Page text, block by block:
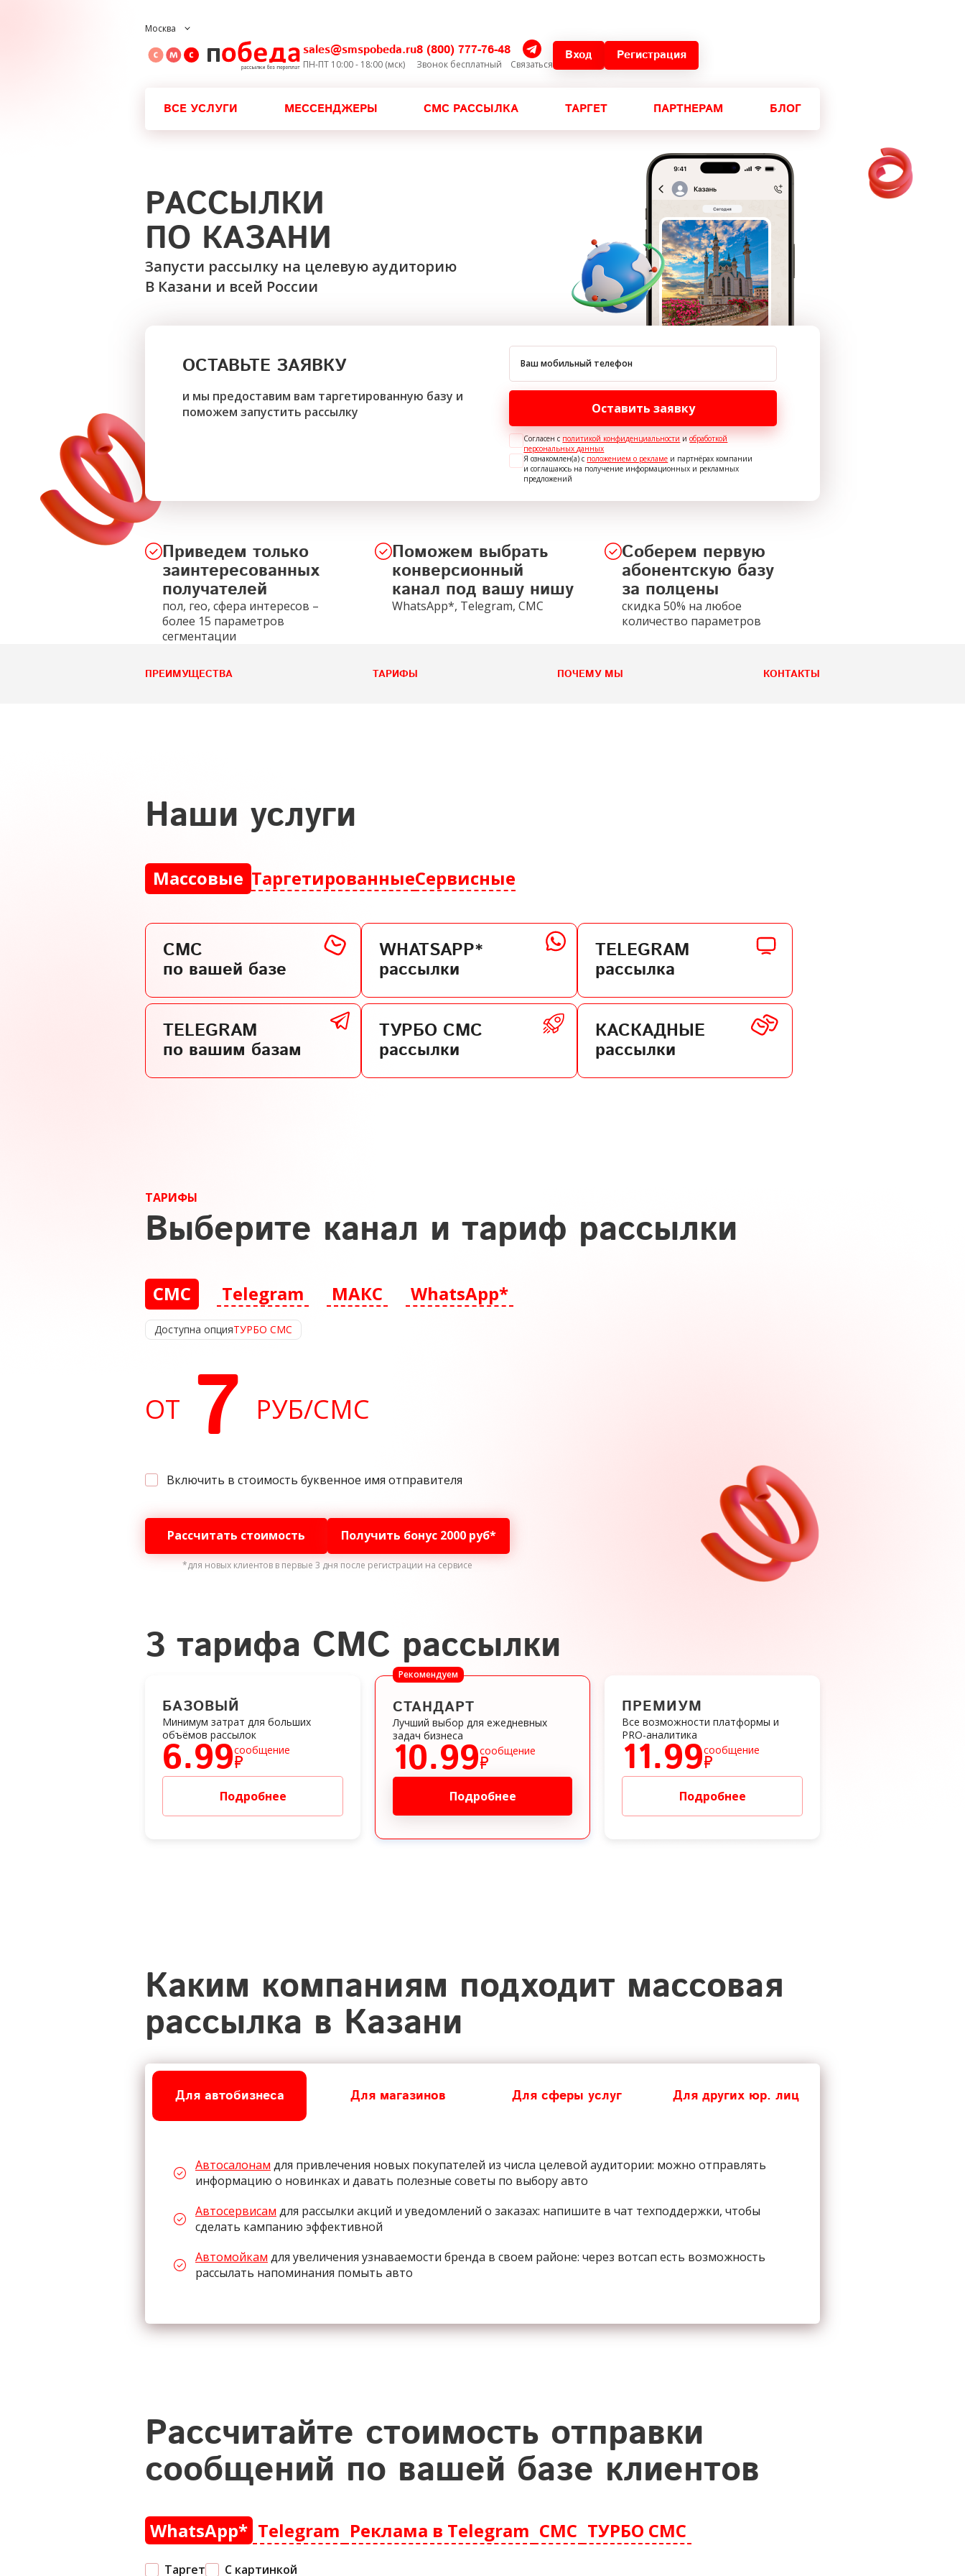
Москва
sales@smspobeda.ru
ПН-ПТ 10:00 - 18:00 (мск)
8 (800) 777-76-48
Звонок бесплатный Связаться
Вход Регистрация
ВСЕ УСЛУГИ МЕССЕНДЖЕРЫ СМС РАССЫЛКА ТАРГЕТ ПАРТНЕРАМ БЛОГ
РАССЫЛКИ
ПО КАЗАНИ
Запусти рассылку на целевую аудиторию
В Казани и всей России
ОСТАВЬТЕ ЗАЯВКУ
и мы предоставим вам таргетированную базу и
поможем запустить рассылку
Ваш мобильный телефон
Оставить заявку
Согласен с политикой конфиденциальности иобработкой
персональных данных
Я ознакомлен(а) с положением о рекламе и партнёрах компании
и соглашаюсь на получение информационных и рекламных
предложений
Приведем только
заинтересованных
получателей
пол, гео, сфера интересов –
более 15 параметров
сегментации
Поможем выбрать
конверсионный
канал под вашу нишу
WhatsApp*, Telegram, СМС
Соберем первую
абонентскую базу
за полцены
скидка 50% на любое
количество параметров
ПРЕИМУЩЕСТВА ТАРИФЫ ПОЧЕМУ МЫ КОНТАКТЫ
наши услуги
Массовые ТаргетированныеСервисные
СМС
по вашей базе
WHATSAPP*
рассылки
TELEGRAM
рассылка
TELEGRAM
по вашим базам
ТУРБО СМС
рассылки
КАСКАДНЫЕ
рассылки
ТАРИФЫ
Выберите канал и тариф рассылки
СМС Telegram МАКС WhatsApp*
Доступна опцияТУРБО СМС
ОТ 7 РУБ/СМС
Включить в стоимость буквенное имя отправителя
Рассчитать стоимость Получить бонус 2000 руб*
*для новых клиентов в первые 3 дня после регистрации на сервисе
3 тарифа СМС рассылки
БАЗОВЫЙ
Минимум затрат для больших
объёмов рассылок
6.99сообщение
₽
Подробнее
Рекомендуем
СТАНДАРТ
Лучший выбор для ежедневных
задач бизнеса
10.99сообщение
₽
Подробнее
ПРЕМИУМ
Все возможности платформы и
PRO-аналитика
11.99сообщение
₽
Подробнее
Каким компаниям подходит массовая
рассылка в Казани
Для автобизнеса Для магазинов Для сферы услуг Для других юр. лиц
Автосалонам для привлечения новых покупателей из числа целевой аудитории: можно отправлять
информацию о новинках и давать полезные советы по выбору авто
Автосервисам для рассылки акций и уведомлений о заказах: напишите в чат техподдержки, чтобы
сделать кампанию эффективной
Автомойкам для увеличения узнаваемости бренда в своем районе: через вотсап есть возможность
рассылать напоминания помыть авто
Рассчитайте стоимость отправки
сообщений по вашей базе клиентов
WhatsApp* Telegram Реклама в Telegram СМС ТУРБО СМС
Таргет С картинкой